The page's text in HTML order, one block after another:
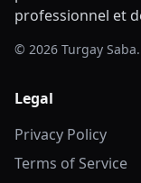
professionnel et
© 2026 Turgay
Legal
Privacy Policy
Terms of Service